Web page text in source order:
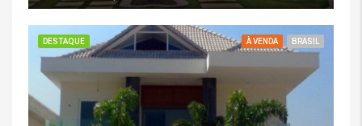
DESTAQUE À VENDA BRASIL